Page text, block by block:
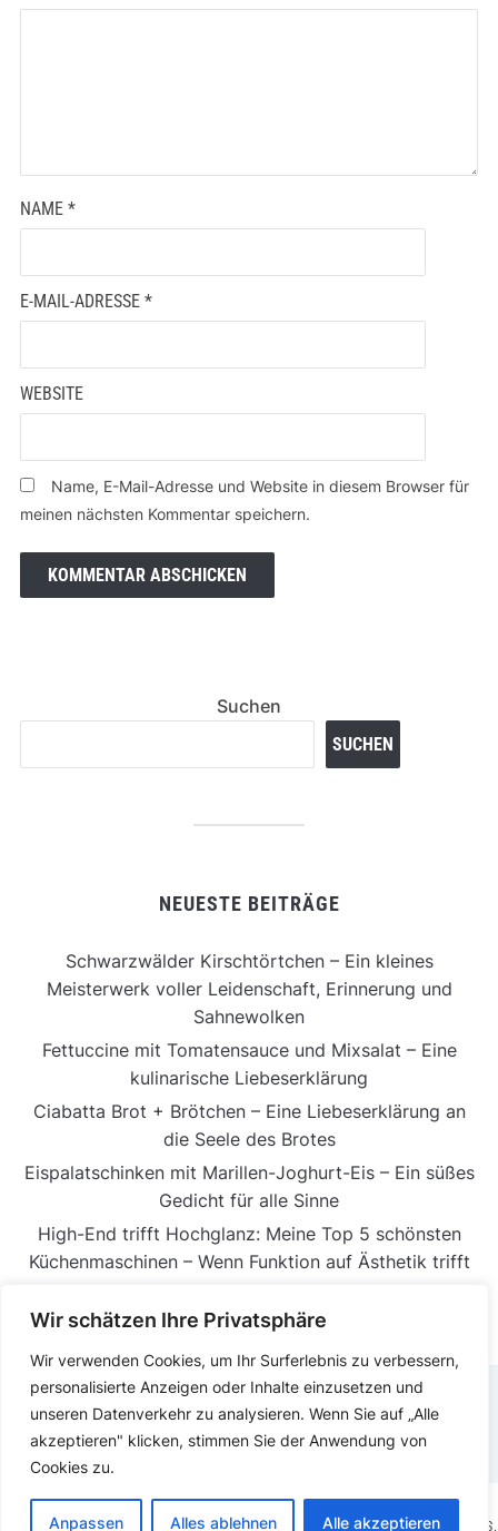
Wir schätzen Ihre Privatsphäre
Wir verwenden Cookies, um Ihr Surferlebnis zu verbessern,
personalisierte Anzeigen oder Inhalte einzusetzen und
unseren Datenverkehr zu analysieren. Wenn Sie auf „Alle
akzeptieren" klicken, stimmen Sie der Anwendung von
Cookies zu.
Anpassen Alles ablehnen Alle akzeptieren
NAME *
E-MAIL-ADRESSE *
WEBSITE
Name, E-Mail-Adresse und Website in diesem Browser für
meinen nächsten Kommentar speichern.
Suchen
SUCHEN
NEUESTE BEITRÄGE
Schwarzwälder Kirschtörtchen – Ein kleines
Meisterwerk voller Leidenschaft, Erinnerung und
Sahnewolken
Fettuccine mit Tomatensauce und Mixsalat – Eine
kulinarische Liebeserklärung
Ciabatta Brot + Brötchen – Eine Liebeserklärung an
die Seele des Brotes
Eispalatschinken mit Marillen-Joghurt-Eis – Ein süßes
Gedicht für alle Sinne
High-End trifft Hochglanz: Meine Top 5 schönsten
Küchenmaschinen – Wenn Funktion auf Ästhetik trifft
DATENSCHUTZERKLÄRUNG IMPRESSUM
COPYRIGHT © 2025.KOCHEN ESSEN PRÄSENTIERT VONWORDPRESS.